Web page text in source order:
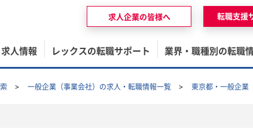
求人情報 レックスの転職サポート 業界・職種別の転職
求人企業の皆様へ 転職支援
一般企業（事業会社）の求人・転職情報一覧 東京都・一般企業